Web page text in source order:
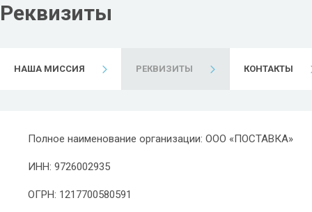
Реквизиты
НАША МИССИЯ РЕКВИЗИТЫ КОНТАКТЫ
Полное наименование организации: ООО «ПОСТАВКА»
ИНН: 9726002935
ОГРН: 1217700580591